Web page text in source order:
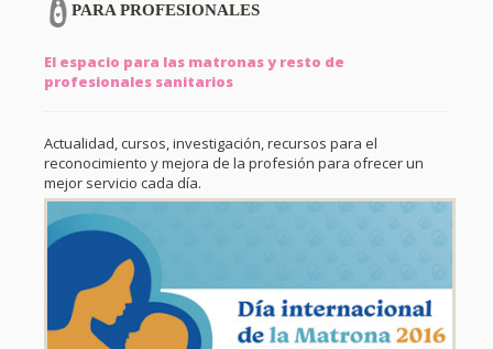
PARA PROFESIONALES
El espacio para las matronas y resto de
profesionales sanitarios
Actualidad, cursos, investigación, recursos para el
reconocimiento y mejora de la profesión para ofrecer un
mejor servicio cada día.